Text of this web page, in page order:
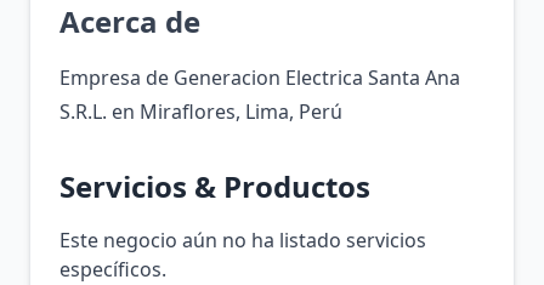
Acerca de
Empresa de Generacion Electrica Santa Ana
S.R.L. en Miraflores, Lima, Perú
Servicios & Productos
Este negocio aún no ha listado servicios
específicos.